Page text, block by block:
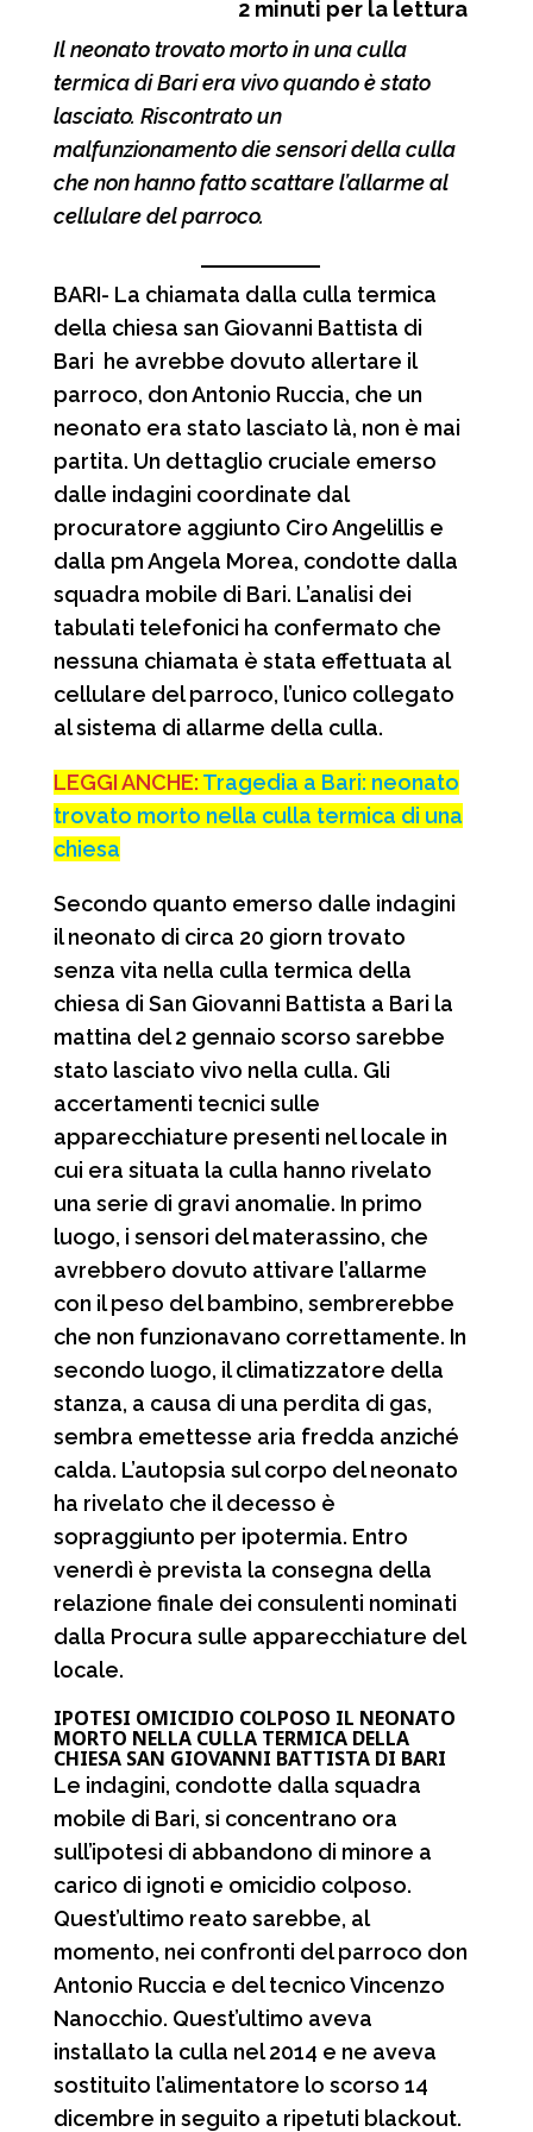
e
o
o
k
t
p
p
e
a
m
n
d
v
i
d
i
2 minuti per la lettura
Il neonato trovato morto in una culla
termica di Bari era vivo quando è stato
lasciato. Riscontrato un
malfunzionamento die sensori della culla
che non hanno fatto scattare l’allarme al
cellulare del parroco.
BARI- La chiamata dalla culla termica
della chiesa san Giovanni Battista di
Bari he avrebbe dovuto allertare il
parroco, don Antonio Ruccia, che un
neonato era stato lasciato là, non è mai
partita. Un dettaglio cruciale emerso
dalle indagini coordinate dal
procuratore aggiunto Ciro Angelillis e
dalla pm Angela Morea, condotte dalla
squadra mobile di Bari. L’analisi dei
tabulati telefonici ha confermato che
nessuna chiamata è stata effettuata al
cellulare del parroco, l’unico collegato
al sistema di allarme della culla.
LEGGI ANCHE: Tragedia a Bari: neonato
trovato morto nella culla termica di una
chiesa
Secondo quanto emerso dalle indagini
il neonato di circa 20 giorn trovato
senza vita nella culla termica della
chiesa di San Giovanni Battista a Bari la
mattina del 2 gennaio scorso sarebbe
stato lasciato vivo nella culla. Gli
accertamenti tecnici sulle
apparecchiature presenti nel locale in
cui era situata la culla hanno rivelato
una serie di gravi anomalie. In primo
luogo, i sensori del materassino, che
avrebbero dovuto attivare l’allarme
con il peso del bambino, sembrerebbe
che non funzionavano correttamente. In
secondo luogo, il climatizzatore della
stanza, a causa di una perdita di gas,
sembra emettesse aria fredda anziché
calda. L’autopsia sul corpo del neonato
ha rivelato che il decesso è
sopraggiunto per ipotermia. Entro
venerdì è prevista la consegna della
relazione finale dei consulenti nominati
dalla Procura sulle apparecchiature del
locale.
IPOTESI OMICIDIO COLPOSO IL NEONATO
MORTO NELLA CULLA TERMICA DELLA
CHIESA SAN GIOVANNI BATTISTA DI BARI
Le indagini, condotte dalla squadra
mobile di Bari, si concentrano ora
sull’ipotesi di abbandono di minore a
carico di ignoti e omicidio colposo.
Quest’ultimo reato sarebbe, al
momento, nei confronti del parroco don
Antonio Ruccia e del tecnico Vincenzo
Nanocchio. Quest’ultimo aveva
installato la culla nel 2014 e ne aveva
sostituito l’alimentatore lo scorso 14
dicembre in seguito a ripetuti blackout.